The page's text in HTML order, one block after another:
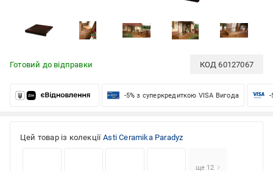
Готовий до відправки КОД60127067
-5% з суперкредиткою VISA Вигода -
Цей товар із колекції Asti Ceramika Paradyz
ще 12